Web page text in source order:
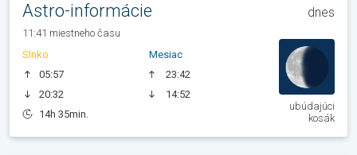
Astro-informácie dnes
11:41 miestneho času
Slnko
05:57
20:32
14h 35min.
Mesiac
23:42
14:52
ubúdajúci
kosák